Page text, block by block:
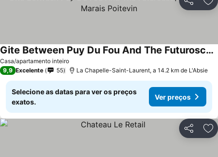
Partilhar
Casa/apartamento inteiro
Gite Between Puy Du Fou And The Futuroscope And The Marais Poitevin
Ver preços
9,9 Excelente 55 La Chapelle-Saint-Laurent, a 14.2 km de L'Absie
Selecione as datas para ver os preços
exatos.
Ver preços
Partilhar